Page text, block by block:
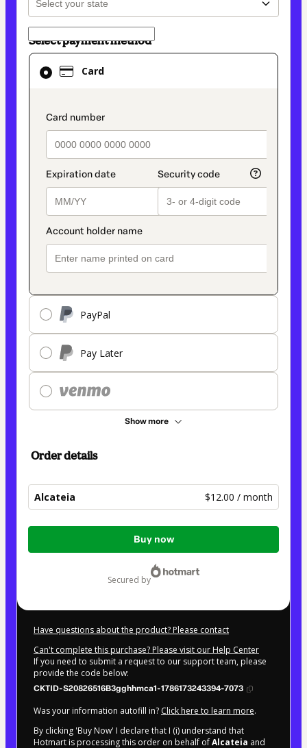
Select payment method
Card
payment_data.section_title_v2
PayPal
Pay Later
Show more
Card
selected
method
Order details
Alcateia $12.00 / month
Total
Buy now
secured by
Have questions about the product? Please contact
Can't complete this purchase? Please visit our Help Center
If you need to submit a request to our support team, please
provide the code below:
CKTID-S20826516B3gghhmca1-1786173243394-7073
Was your information autofill in? Click here to learn more.
By clicking 'Buy Now' I declare that I (i) understand that
Hotmart is processing this order on behalf ofAlcateia and